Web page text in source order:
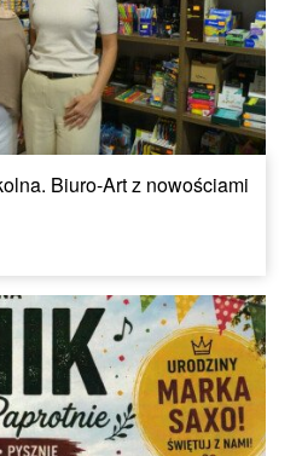
Biuro-Art z nowościami